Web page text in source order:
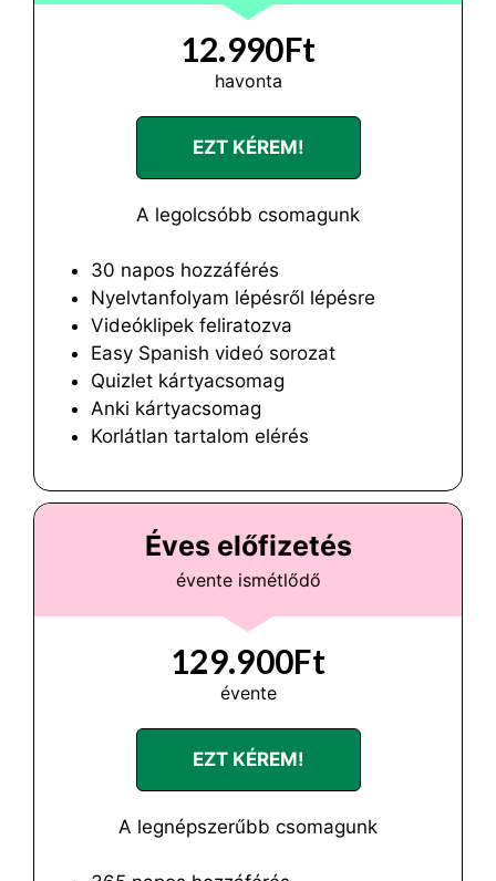
12.990Ft
havonta
EZT KÉREM!
A legolcsóbb csomagunk
30 napos hozzáférés
Nyelvtanfolyam lépésről lépésre
Videóklipek feliratozva
Easy Spanish videó sorozat
Quizlet kártyacsomag
Anki kártyacsomag
Korlátlan tartalom elérés
Éves előfizetés
évente ismétlődő
129.900Ft
évente
EZT KÉREM!
A legnépszerűbb csomagunk